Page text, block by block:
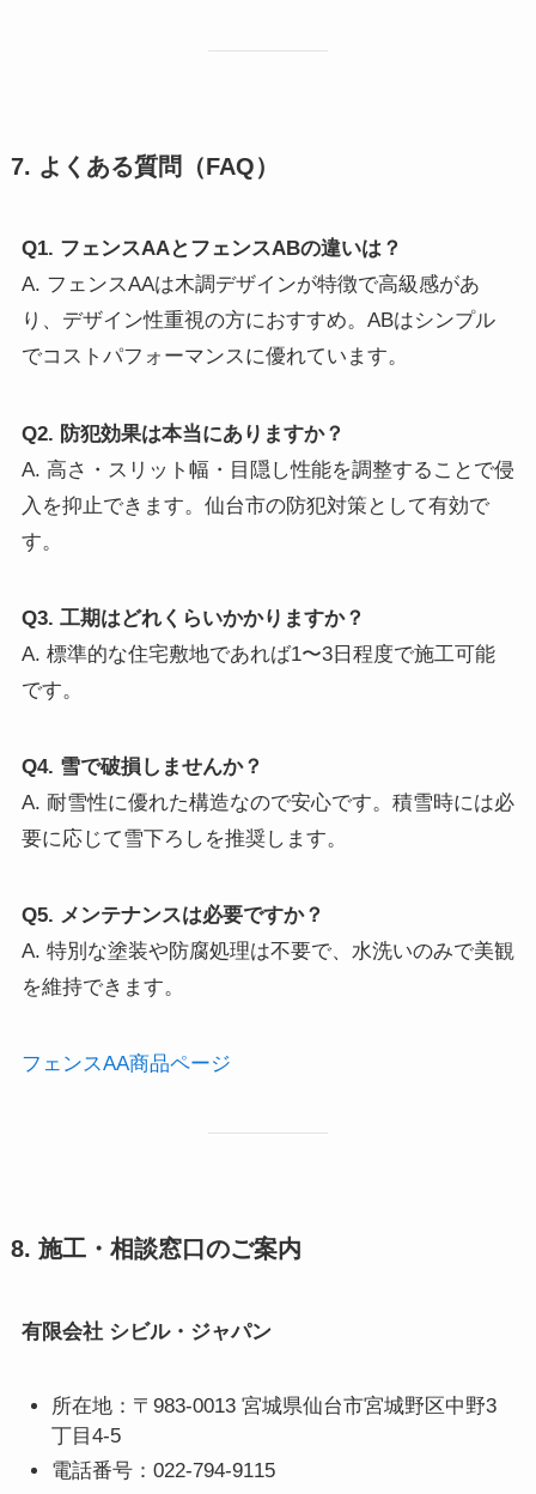
7. よくある質問（FAQ）
Q1. フェンスAAとフェンスABの違いは？
A. フェンスAAは木調デザインが特徴で高級感があ
り、デザイン性重視の方におすすめ。ABはシンプル
でコストパフォーマンスに優れています。
Q2. 防犯効果は本当にありますか？
A. 高さ・スリット幅・目隠し性能を調整することで侵
入を抑止できます。仙台市の防犯対策として有効で
す。
Q3. 工期はどれくらいかかりますか？
A. 標準的な住宅敷地であれば1〜3日程度で施工可能
です。
Q4. 雪で破損しませんか？
A. 耐雪性に優れた構造なので安心です。積雪時には必
要に応じて雪下ろしを推奨します。
Q5. メンテナンスは必要ですか？
A. 特別な塗装や防腐処理は不要で、水洗いのみで美観
を維持できます。
フェンスAA商品ページ
8. 施工・相談窓口のご案内
有限会社 シビル・ジャパン
所在地：〒983-0013 宮城県仙台市宮城野区中野3
丁目4-5
電話番号：022-794-9115